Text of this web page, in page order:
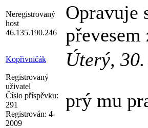
Neregistrovaný
host
46.135.190.246
Opravuje
Kopřivničák Úterý,
Registrovaný
uživatel
Číslo příspěvku:
291
Registrován: 4-
2009
prý mu